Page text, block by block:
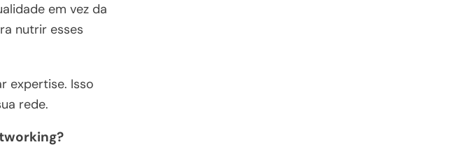
em vez da
nutrir esses
expertise. Isso
rede.